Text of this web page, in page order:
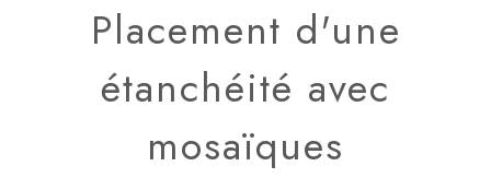
Placement d'une
étanchéité avec
mosaïques